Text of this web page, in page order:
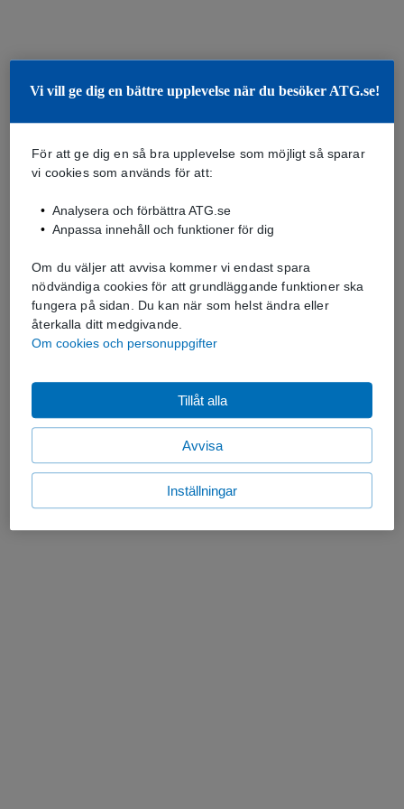
Vi vill ge dig en bättre upplevelse när du besöker ATG.se!
För att ge dig en så bra upplevelse som möjligt så sparar
vi cookies som används för att:
Analysera och förbättra ATG.se
Anpassa innehåll och funktioner för dig
Om du väljer att avvisa kommer vi endast spara
nödvändiga cookies för att grundläggande funktioner ska
fungera på sidan. Du kan när som helst ändra eller
återkalla ditt medgivande.
Om cookies och personuppgifter
Avvisa
Tillåt alla
Inställningar